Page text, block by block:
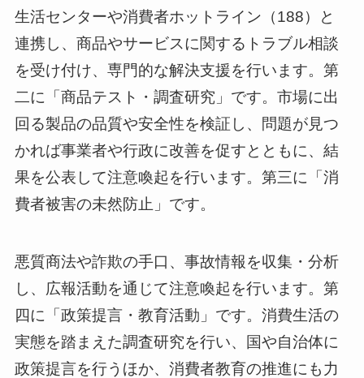
生活センターや消費者ホットライン（188）と
連携し、商品やサービスに関するトラブル相談
を受け付け、専門的な解決支援を行います。第
二に「商品テスト・調査研究」です。市場に出
回る製品の品質や安全性を検証し、問題が見つ
かれば事業者や行政に改善を促すとともに、結
果を公表して注意喚起を行います。第三に「消
費者被害の未然防止」です。
悪質商法や詐欺の手口、事故情報を収集・分析
し、広報活動を通じて注意喚起を行います。第
四に「政策提言・教育活動」です。消費生活の
実態を踏まえた調査研究を行い、国や自治体に
政策提言を行うほか、消費者教育の推進にも力